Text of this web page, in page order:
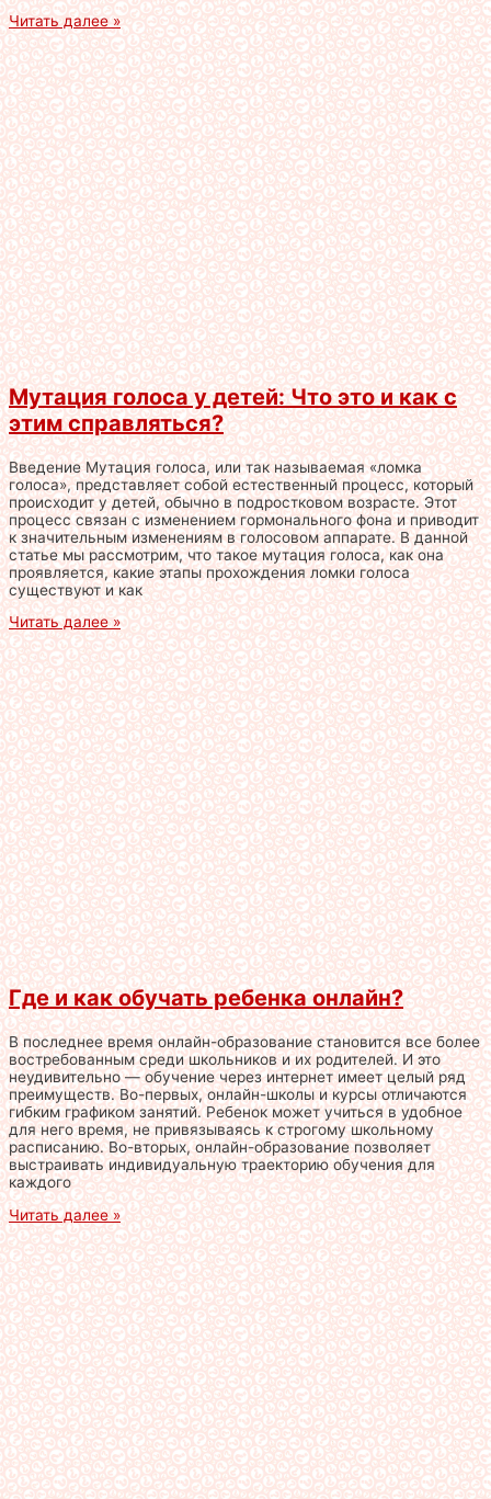
Читать далее »
Мутация голоса у детей: Что это и как с
этим справляться?
Введение Мутация голоса, или так называемая «ломка
голоса», представляет собой естественный процесс, который
происходит у детей, обычно в подростковом возрасте. Этот
процесс связан с изменением гормонального фона и приводит
к значительным изменениям в голосовом аппарате. В данной
статье мы рассмотрим, что такое мутация голоса, как она
проявляется, какие этапы прохождения ломки голоса
существуют и как
Читать далее »
Где и как обучать ребенка онлайн?
В последнее время онлайн-образование становится все более
востребованным среди школьников и их родителей. И это
неудивительно — обучение через интернет имеет целый ряд
преимуществ. Во-первых, онлайн-школы и курсы отличаются
гибким графиком занятий. Ребенок может учиться в удобное
для него время, не привязываясь к строгому школьному
расписанию. Во-вторых, онлайн-образование позволяет
выстраивать индивидуальную траекторию обучения для
каждого
Читать далее »